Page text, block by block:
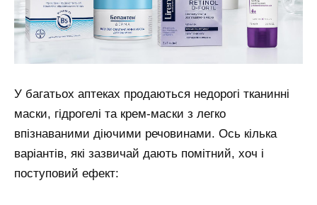
У багатьох аптеках продаються недорогі тканинні
маски, гідрогелі та крем-маски з легко
впізнаваними діючими речовинами. Ось кілька
варіантів, які зазвичай дають помітний, хоч і
поступовий ефект: